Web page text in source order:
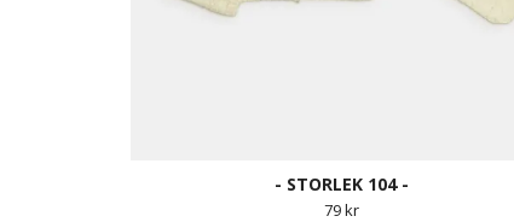
- STORLEK 104 -
79 kr